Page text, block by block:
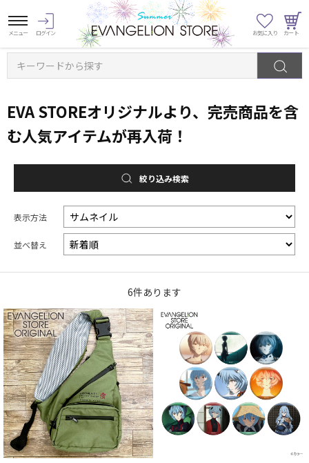
キーワードから探す
EVA STOREオリジナルより、完売商品を含
む人気アイテムが再入荷！
絞り込み検索
表示方法
並べ替え
6件あります